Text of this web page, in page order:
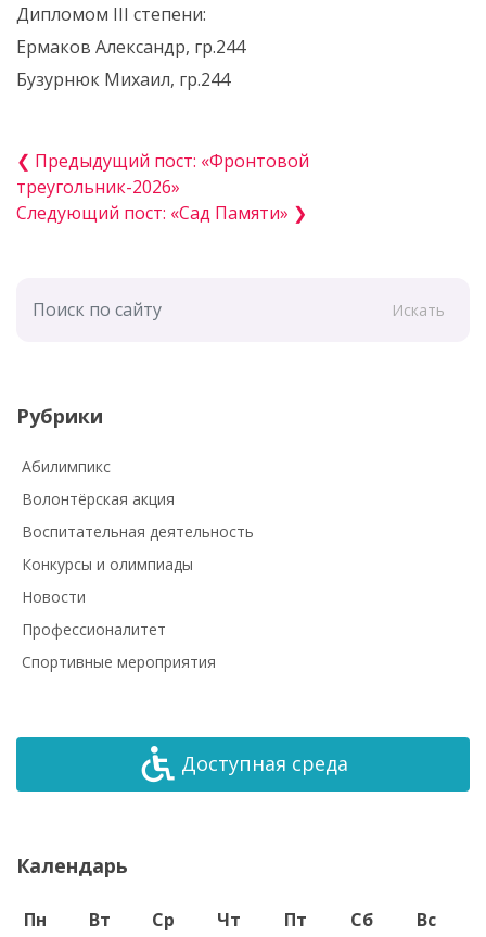
Дипломом III степени:
Ермаков Александр, гр.244
Бузурнюк Михаил, гр.244
❮ Предыдущий пост: «Фронтовой
треугольник-2026»
Следующий пост: «Сад Памяти» ❯
Искать
Рубрики
Абилимпикс
Волонтёрская акция
Воспитательная деятельность
Конкурсы и олимпиады
Новости
Профессионалитет
Спортивные мероприятия
Доступная среда
Календарь
Пн Вт Ср Чт Пт Сб Вс